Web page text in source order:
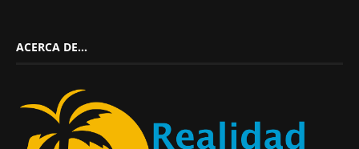
ACERCA DE…